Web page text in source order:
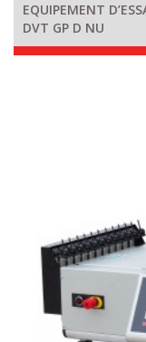
EQUIPEMENT
DVT GP D NU